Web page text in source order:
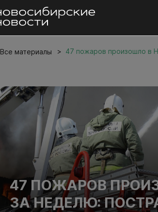
Все материалы 47 пожаров произошло в
47 ПОЖАРОВ
ЗА НЕДЕЛЮ: